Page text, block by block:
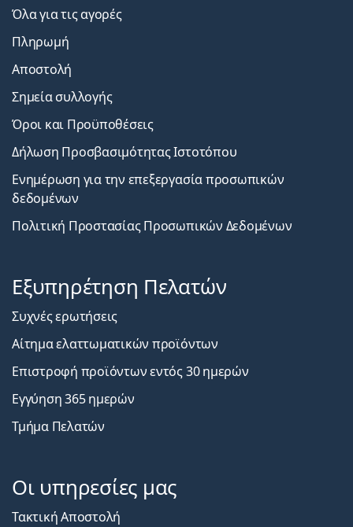
Όλα για τις αγορές
Πληρωμή
Αποστολή
Σημεία συλλογής
Όροι και Προϋποθέσεις
Δήλωση Προσβασιμότητας Ιστοτόπου
Ενημέρωση για την επεξεργασία προσωπικών
δεδομένων
Πολιτική Προστασίας Προσωπικών Δεδομένων
Εξυπηρέτηση Πελατών
Συχνές ερωτήσεις
Αίτημα ελαττωματικών προϊόντων
Επιστροφή προϊόντων εντός 30 ημερών
Εγγύηση 365 ημερών
Τμήμα Πελατών
Οι υπηρεσίες μας
Τακτική Αποστολή